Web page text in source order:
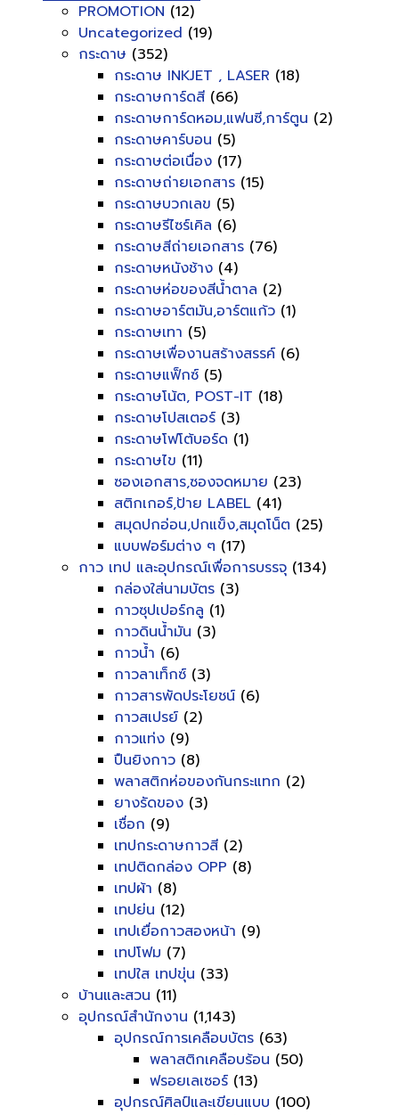
PROMOTION (12)
Uncategorized (19)
กระดาษ (352)
กระดาษ INKJET , LASER (18)
กระดาษการ์ดสี (66)
กระดาษการ์ดหอม,แฟนซี,การ์ตูน (2)
กระดาษคาร์บอน (5)
กระดาษต่อเนื่อง (17)
กระดาษถ่ายเอกสาร (15)
กระดาษบวกเลข (5)
กระดาษรีไซร์เคิล (6)
กระดาษสีถ่ายเอกสาร (76)
กระดาษหนังช้าง (4)
กระดาษห่อของสีน้ำตาล (2)
กระดาษอาร์ตมัน,อาร์ตแก้ว (1)
กระดาษเทา (5)
กระดาษเพื่องานสร้างสรรค์ (6)
กระดาษแฟ็กซ์ (5)
กระดาษโน้ต, POST-IT (18)
กระดาษโปสเตอร์ (3)
กระดาษโฟโต้บอร์ด (1)
กระดาษไข (11)
ซองเอกสาร,ซองจดหมาย (23)
สติกเกอร์,ป้าย LABEL (41)
สมุดปกอ่อน,ปกแข็ง,สมุดโน็ต (25)
แบบฟอร์มต่าง ๆ (17)
กาว เทป และอุปกรณ์เพื่อการบรรจุ (134)
กล่องใส่นามบัตร (3)
กาวซุปเปอร์กลู (1)
กาวดินน้ำมัน (3)
กาวน้ำ (6)
กาวลาเท็กซ์ (3)
กาวสารพัดประโยชน์ (6)
กาวสเปรย์ (2)
กาวแท่ง (9)
ปืนยิงกาว (8)
พลาสติกห่อของกันกระแทก (2)
ยางรัดของ (3)
เชื่อก (9)
เทปกระดาษกาวสี (2)
เทปติดกล่อง OPP (8)
เทปผ้า (8)
เทปย่น (12)
เทปเยื่อกาวสองหน้า (9)
เทปโฟม (7)
เทปใส เทปขุ่น (33)
บ้านและสวน (11)
อุปกรณ์สำนักงาน (1,143)
อุปกรณ์การเคลือบบัตร (63)
พลาสติกเคลือบร้อน (50)
ฟรอยเลเซอร์ (13)
อุปกรณ์ศิลป์และเขียนแบบ (100)